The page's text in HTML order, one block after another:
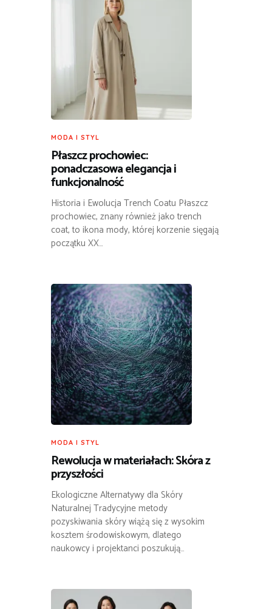
MODA I STYL
Płaszcz prochowiec:
ponadczasowa elegancja i
funkcjonalność
Historia i Ewolucja Trench Coatu Płaszcz
prochowiec, znany również jako trench
coat, to ikona mody, której korzenie sięgają
początku XX…
MODA I STYL
Rewolucja w materiałach: Skóra z
przyszłości
Ekologiczne Alternatywy dla Skóry
Naturalnej Tradycyjne metody
pozyskiwania skóry wiążą się z wysokim
kosztem środowiskowym, dlatego
naukowcy i projektanci poszukują…